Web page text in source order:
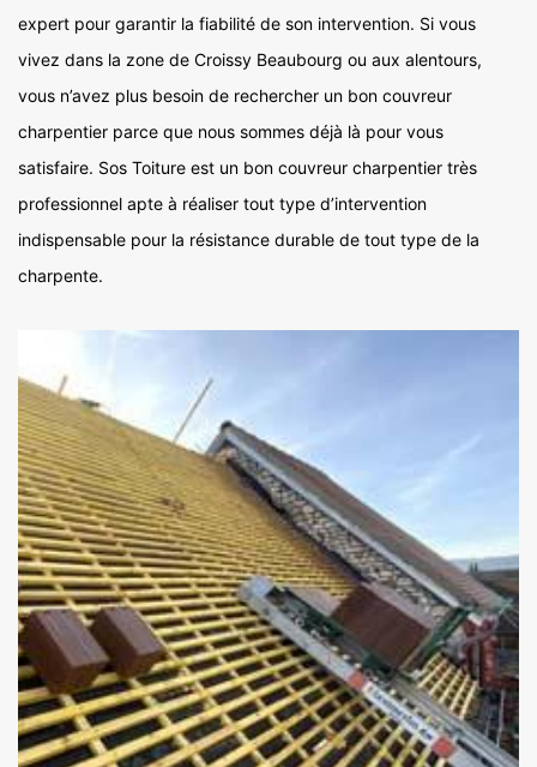
expert pour garantir la fiabilité de son intervention. Si vous
vivez dans la zone de Croissy Beaubourg ou aux alentours,
vous n’avez plus besoin de rechercher un bon couvreur
charpentier parce que nous sommes déjà là pour vous
satisfaire. Sos Toiture est un bon couvreur charpentier très
professionnel apte à réaliser tout type d’intervention
indispensable pour la résistance durable de tout type de la
charpente.